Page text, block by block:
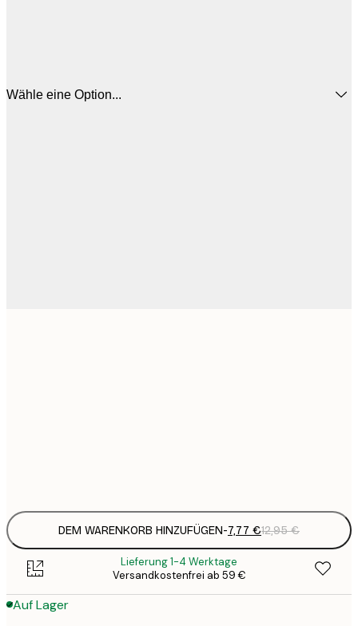
Wähle eine Option...
DEM WARENKORB HINZUFÜGEN-7,77 €12,95 €
Lieferung 1-4 Werktage
Versandkostenfrei ab 59 €
Auf Lager